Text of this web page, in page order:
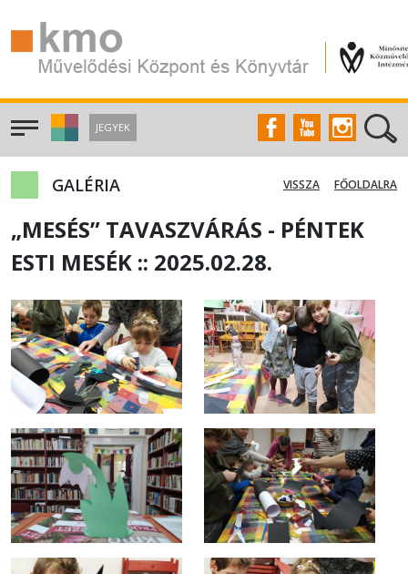
JEGYEK
GALÉRIA FŐOLDALRA
VISSZA
„MESÉS” TAVASZVÁRÁS - PÉNTEK
ESTI MESÉK :: 2025.02.28.